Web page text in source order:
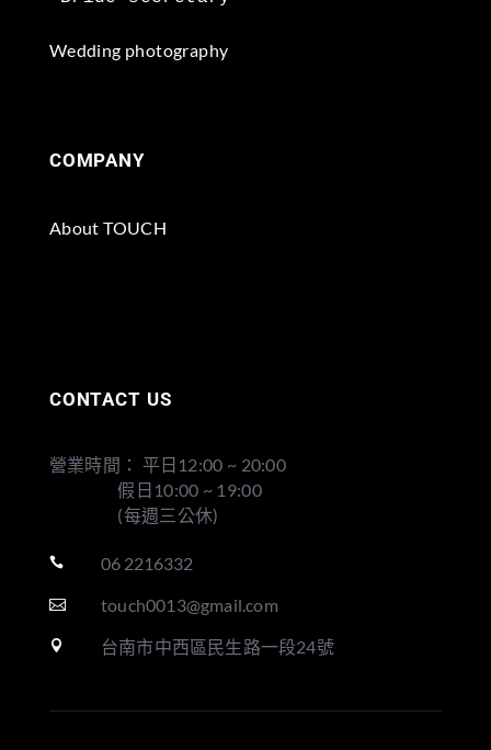
Wedding photography
COMPANY
About TOUCH
CONTACT US
營業時間： 平日12:00 ~ 20:00
假日10:00 ~ 19:00
(每週三公休)
 06 2216332
 touch0013@gmail.com
 台南市中西區民生路一段24號